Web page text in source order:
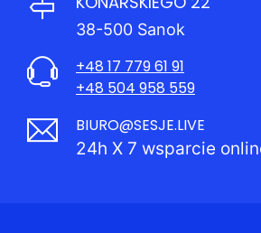
38-500 Sanok
+48 17 779 61 91
+48 504 958 559
BIURO@SESJE.LIVE
24h X 7 wsparcie